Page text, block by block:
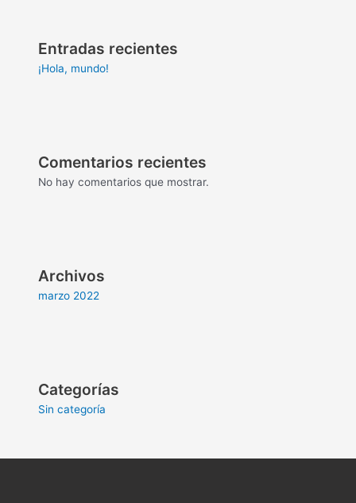
Entradas recientes
¡Hola, mundo!
Comentarios recientes
No hay comentarios que mostrar.
Archivos
marzo 2022
Categorías
Sin categoría